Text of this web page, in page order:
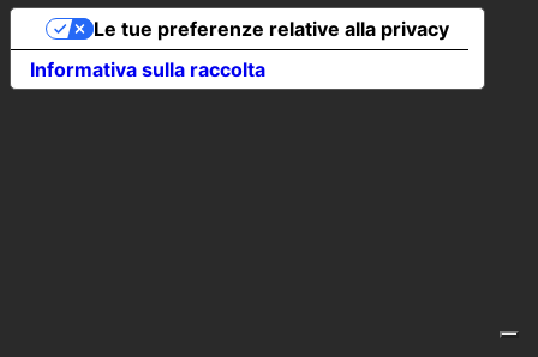
Informativa sulla raccolta
Le tue preferenze relative alla privacy